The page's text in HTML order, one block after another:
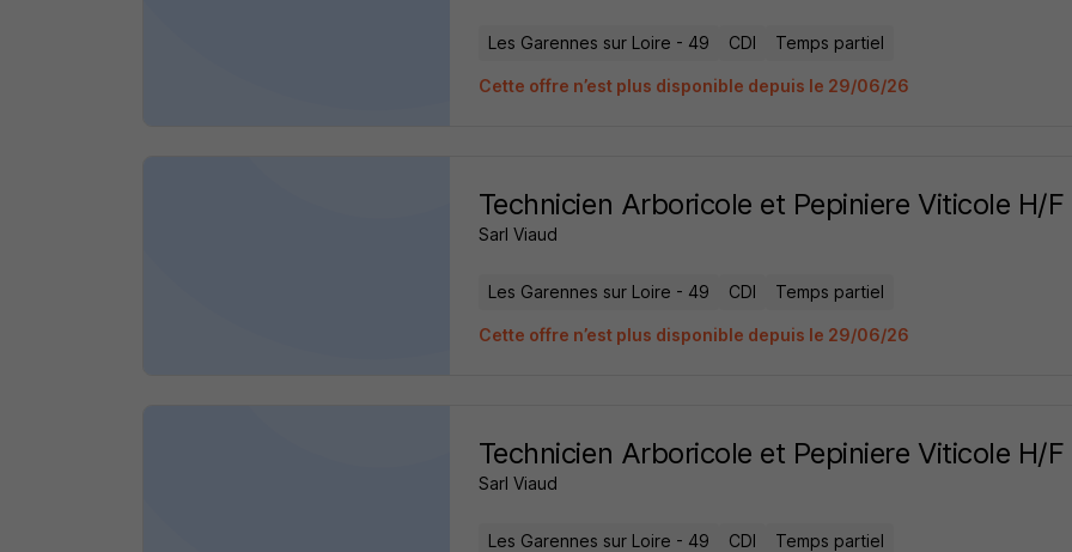
Les Garennes sur Loire - 49 CDI Temps partiel
Cette offre n’est plus disponible depuis le 29/06/26
Technicien Arboricole et Pepiniere Viticole H/F
Sarl Viaud
Les Garennes sur Loire - 49 CDI Temps partiel
Cette offre n’est plus disponible depuis le 29/06/26
Technicien Arboricole et Pepiniere Viticole H/F
Sarl Viaud
Les Garennes sur Loire - 49 CDI Temps partiel